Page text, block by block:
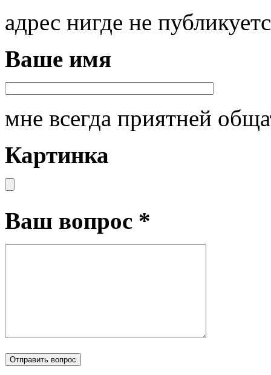
адрес нигде не
Ваше имя
мне всегда приятней
Картинка
Ваш вопрос *